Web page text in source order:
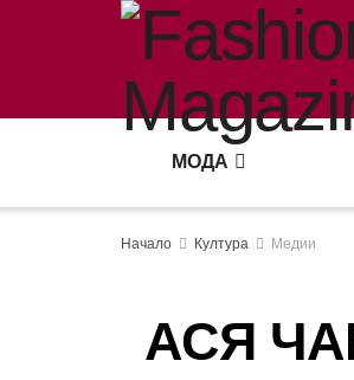
МОДА
Начало Култура Медии
АСЯ